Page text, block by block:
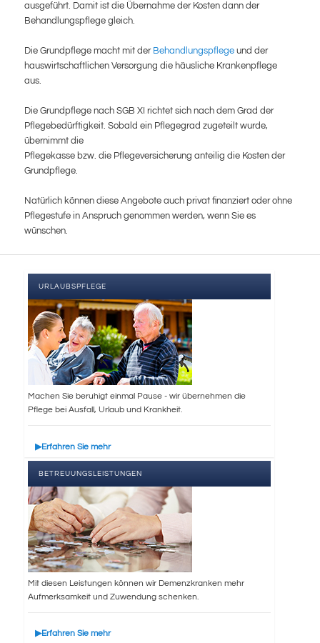
ausgeführt. Damit ist die Übernahme der Kosten dann der
Behandlungspflege gleich.
Die Grundpflege macht mit der Behandlungspflege und der
hauswirtschaftlichen Versorgung die häusliche Krankenpflege
aus.
Die Grundpflege nach SGB XI richtet sich nach dem Grad der
Pflegebedürftigkeit. Sobald ein Pflegegrad zugeteilt wurde,
übernimmt die
Pflegekasse bzw. die Pflegeversicherung anteilig die Kosten der
Grundpflege.
Natürlich können diese Angebote auch privat finanziert oder ohne
Pflegestufe in Anspruch genommen werden, wenn Sie es
wünschen.
URLAUBSPFLEGE
Machen Sie beruhigt einmal Pause - wir übernehmen die
Pflege bei Ausfall, Urlaub und Krankheit.
Erfahren Sie mehr
BETREUUNGSLEISTUNGEN
Mit diesen Leistungen können wir Demenzkranken mehr
Aufmerksamkeit und Zuwendung schenken.
Erfahren Sie mehr